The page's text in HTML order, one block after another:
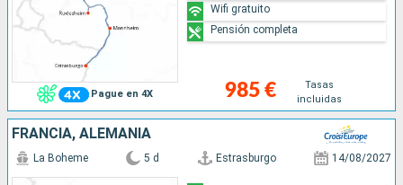
Pague en 4X 985 €
Tasas
incluidas
Wifi gratuito
Pensión completa
FRANCIA, ALEMANIA
La Boheme 5 d Estrasburgo 14/08/2027